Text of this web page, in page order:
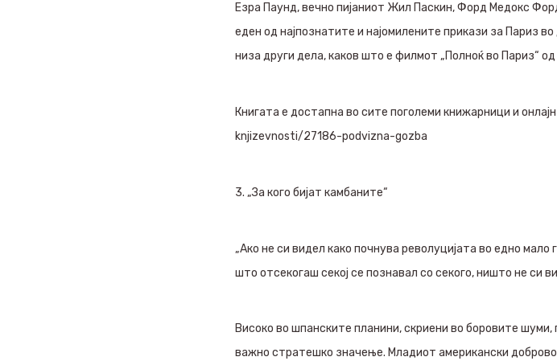
Езра Паунд, вечно пијаниот Жил Паскин, Форд Медокс
еден од најпознатите и најомилените прикази за Париз
низа други дела, каков што е филмот „Полноќ во Париз“
Книгата е достапна во сите поголеми книжарници и
knjizevnosti/27186-podvizna-gozba
3. „За кого бијат камбаните“
„Ако не си видел како почнува револуцијата во едно мало
што отсекогаш секој се познавал со секого, ништо не си
Високо во шпанските планини, скриени во боровите
важно стратешко значење. Младиот американски